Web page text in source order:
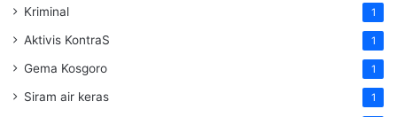
Kriminal 1
Aktivis KontraS 1
Gema Kosgoro 1
Siram air keras 1